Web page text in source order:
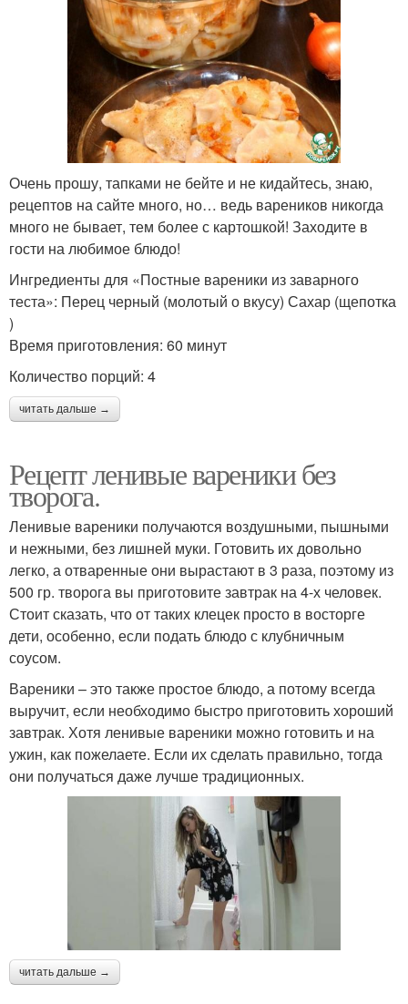
Очень прошу, тапками не бейте и не кидайтесь, знаю,
рецептов на сайте много, но… ведь вареников никогда
много не бывает, тем более с картошкой! Заходите в
гости на любимое блюдо!
Ингредиенты для «Постные вареники из заварного
теста»: Перец черный (молотый о вкусу) Сахар (щепотка
)
Время приготовления: 60 минут
Количество порций: 4
читать дальше →
Рецепт ленивые вареники без
творога.
Ленивые вареники получаются воздушными, пышными
и нежными, без лишней муки. Готовить их довольно
легко, а отваренные они вырастают в 3 раза, поэтому из
500 гр. творога вы приготовите завтрак на 4-х человек.
Стоит сказать, что от таких клецек просто в восторге
дети, особенно, если подать блюдо с клубничным
соусом.
Вареники – это также простое блюдо, а потому всегда
выручит, если необходимо быстро приготовить хороший
завтрак. Хотя ленивые вареники можно готовить и на
ужин, как пожелаете. Если их сделать правильно, тогда
они получаться даже лучше традиционных.
читать дальше →